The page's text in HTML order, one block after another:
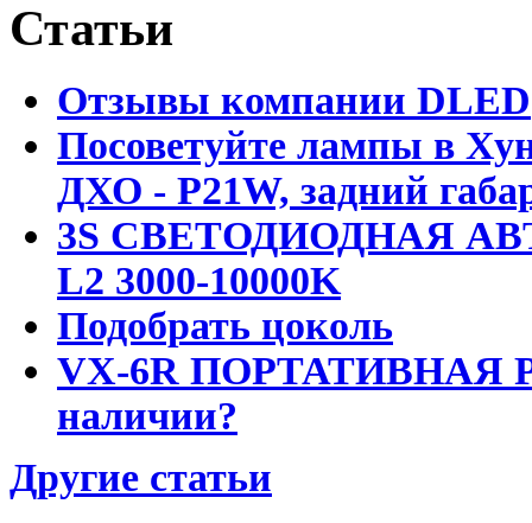
Статьи
Отзывы компании DLED
Посоветуйте лампы в
ДХО - P21W, задний
3S СВЕТОДИОДНАЯ
L2 3000-10000K
Подобрать цоколь
VX-6R ПОРТАТИВНАЯ
наличии?
Другие статьи